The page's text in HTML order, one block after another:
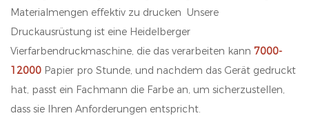
Materialmengen effektiv zu drucken Unsere
Druckausrüstung ist eine Heidelberger
Vierfarbendruckmaschine, die das verarbeiten kann 7000-
12000 Papier pro Stunde, und nachdem das Gerät gedruckt
hat, passt ein Fachmann die Farbe an, um sicherzustellen,
dass sie Ihren Anforderungen entspricht.